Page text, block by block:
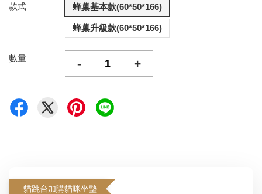
款式 蜂巢基本款(60*50*166)
蜂巢升級款(60*50*166)
數量 - +
貓跳台加購貓咪坐墊